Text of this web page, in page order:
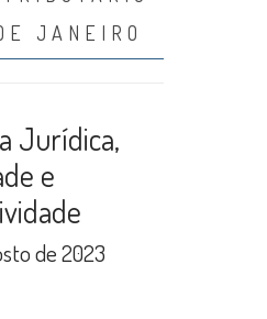
JANEIRO
Jurídica,
e
de 2023